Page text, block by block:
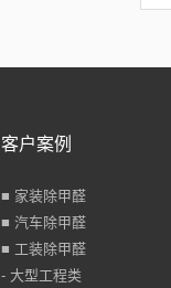
客户案例
■ 家装除甲醛
■ 汽车除甲醛
■ 工装除甲醛
- 大型工程类